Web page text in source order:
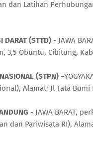
dan Latihan
DARAT (STTD) - JAWA
3,5 Obuntu, Cibitung,
(STPN)
Alamat: Jl Tata
- JAWA BARAT,
dan Pariwisata RI),